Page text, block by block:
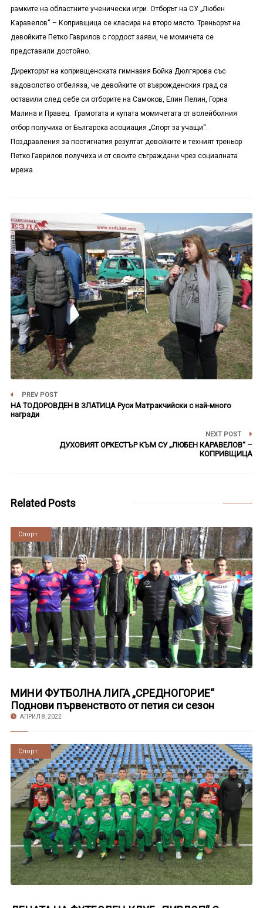
рамките на областните ученически игри. Отборът на СУ „Любен
Каравелов“ – Копривщица се класира на второ място. Треньорът на
девойките Петко Гаврилов с гордост заяви, че момичета се
представили достойно.
Директорът на копривщенската гимназия Бойка Дюлгярова със
задоволство отбеляза, че девойките от възрожденския град са
оставили след себе си отборите на Самоков, Елин Пелин, Горна
Малина и Правец. Грамотата и купата момичетата от волейболния
отбор получиха от Българска асоциация „Спорт за учащи“.
Поздравления за постигнатия резултат девойките и техният треньор
Петко Гаврилов получиха и от своите съграждани чрез социалната
мрежа.
PREV POST
НА ТОДОРОВДЕН В ЗЛАТИЦА Руси Матракчийски с най-много
награди
NEXT POST
ДУХОВИЯТ ОРКЕСТЪР КЪМ СУ „ЛЮБЕН КАРАВЕЛОВ“ –
КОПРИВЩИЦА
Related Posts
Новини
Спорт
МИНИ ФУТБОЛНА ЛИГА „СРЕДНОГОРИЕ“
Поднови първенството от петия си сезон
АПРИЛ 8, 2022
Новини
Спорт